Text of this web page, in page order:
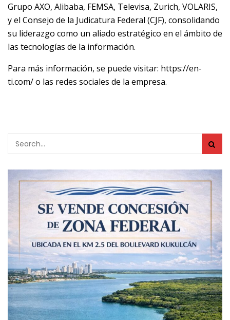
Grupo AXO, Alibaba, FEMSA, Televisa, Zurich, VOLARIS,
y el Consejo de la Judicatura Federal (CJF), consolidando
su liderazgo como un aliado estratégico en el ámbito de
las tecnologías de la información.
Para más información, se puede visitar: https://en-
ti.com/ o las redes sociales de la empresa.